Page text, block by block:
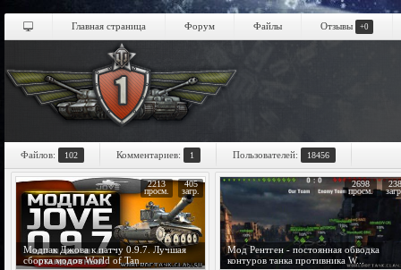
Главная страница Форум Файлы Отзывы +0
Файлов: 102 Комментариев: 1 Пользователей: 18456
2213
просм.
405
загр.
Модпак Джова к патчу 0.9.7. Лучшая
сборка модов World of Tan...
2698
просм.
238
Мод Рентген - постоянная обводка
контуров танка противника W...